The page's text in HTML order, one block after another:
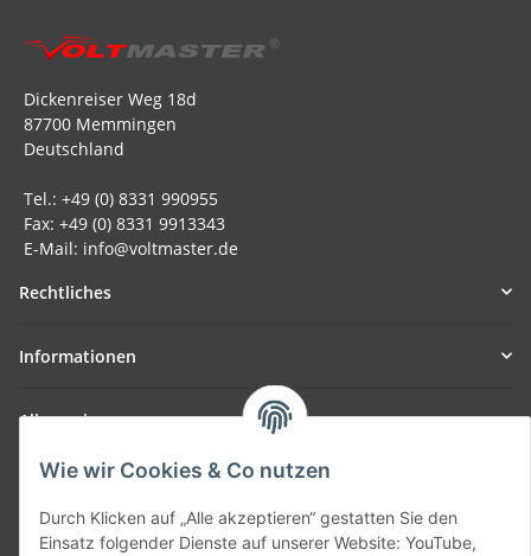
Wie wir Cookies & Co nutzen
Durch Klicken auf „Alle akzeptieren“ gestatten Sie den
Einsatz folgender Dienste auf unserer Website: YouTube,
Dickenreiser Weg 18d
87700 Memmingen
Deutschland
Tel.: +49 (0) 8331 990955
Fax: +49 (0) 8331 9913343
E-Mail: info@voltmaster.de
Rechtliches
Informationen
Allgemein
Teil unseres Netzwerks:
SmoliTec - Safety. Simplified. Worldwide. ( B2B Shop )